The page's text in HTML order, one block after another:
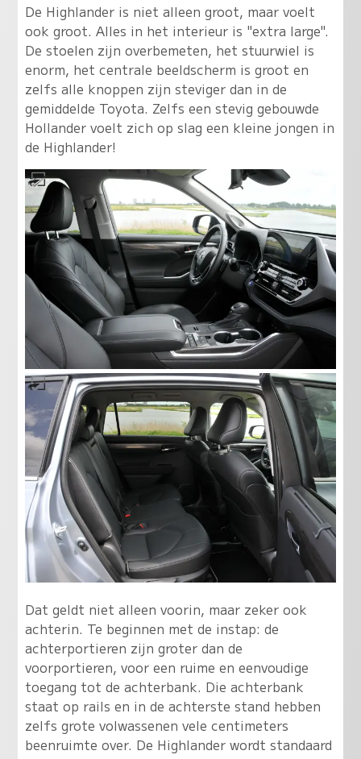
De Highlander is niet alleen groot, maar voelt
ook groot. Alles in het interieur is "extra large".
De stoelen zijn overbemeten, het stuurwiel is
enorm, het centrale beeldscherm is groot en
zelfs alle knoppen zijn steviger dan in de
gemiddelde Toyota. Zelfs een stevig gebouwde
Hollander voelt zich op slag een kleine jongen in
de Highlander!
Dat geldt niet alleen voorin, maar zeker ook
achterin. Te beginnen met de instap: de
achterportieren zijn groter dan de
voorportieren, voor een ruime en eenvoudige
toegang tot de achterbank. Die achterbank
staat op rails en in de achterste stand hebben
zelfs grote volwassenen vele centimeters
beenruimte over. De Highlander wordt standaard